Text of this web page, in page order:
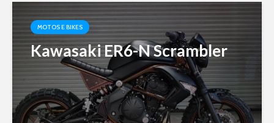
MOTOS E BIKES
Kawasaki ER6-N Scrambler